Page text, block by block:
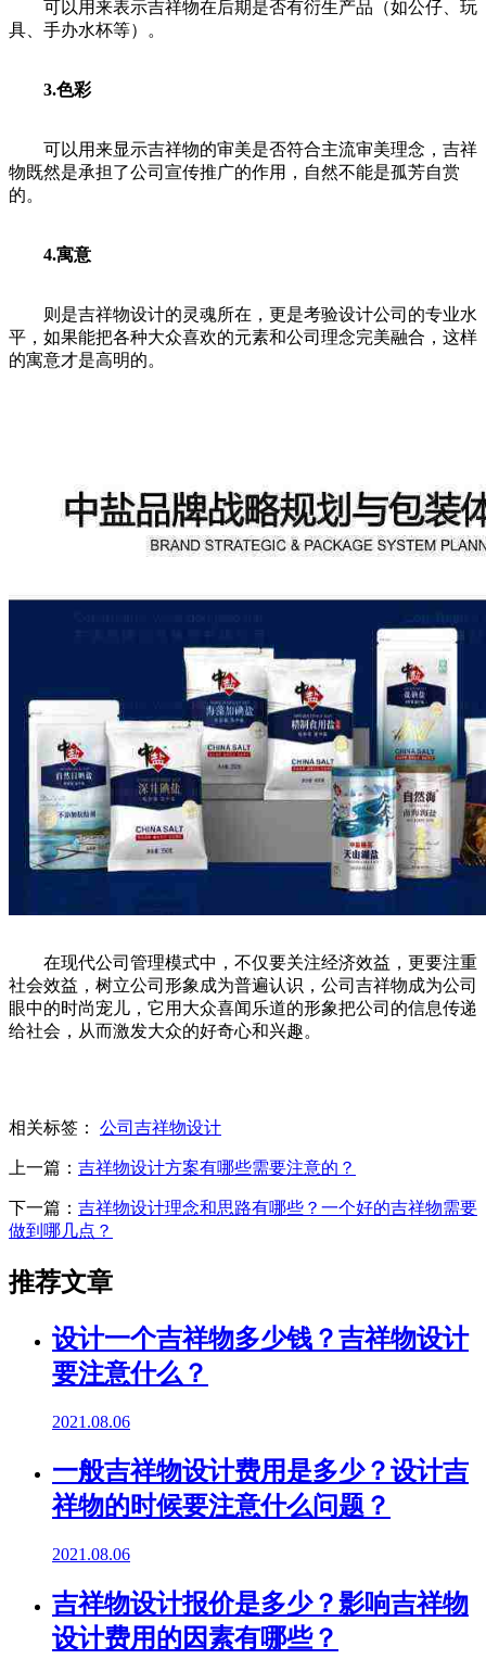
可以用来表示吉祥物在后期是否有衍生产品（如公仔、玩
具、手办水杯等）。
3.色彩
可以用来显示吉祥物的审美是否符合主流审美理念，吉祥
物既然是承担了公司宣传推广的作用，自然不能是孤芳自赏
的。
4.寓意
则是吉祥物设计的灵魂所在，更是考验设计公司的专业水
平，如果能把各种大众喜欢的元素和公司理念完美融合，这样
的寓意才是高明的。
在现代公司管理模式中，不仅要关注经济效益，更要注重
社会效益，树立公司形象成为普遍认识，公司吉祥物成为公司
眼中的时尚宠儿，它用大众喜闻乐道的形象把公司的信息传递
给社会，从而激发大众的好奇心和兴趣。
相关标签： 公司吉祥物设计
上一篇： 吉祥物设计方案有哪些需要注意的？
下一篇： 吉祥物设计理念和思路有哪些？一个好的吉祥物需要
做到哪几点？
推荐文章
设计一个吉祥物多少钱？吉祥物设计
要注意什么？
2021.08.06
一般吉祥物设计费用是多少？设计吉
祥物的时候要注意什么问题？
2021.08.06
吉祥物设计报价是多少？影响吉祥物
设计费用的因素有哪些？